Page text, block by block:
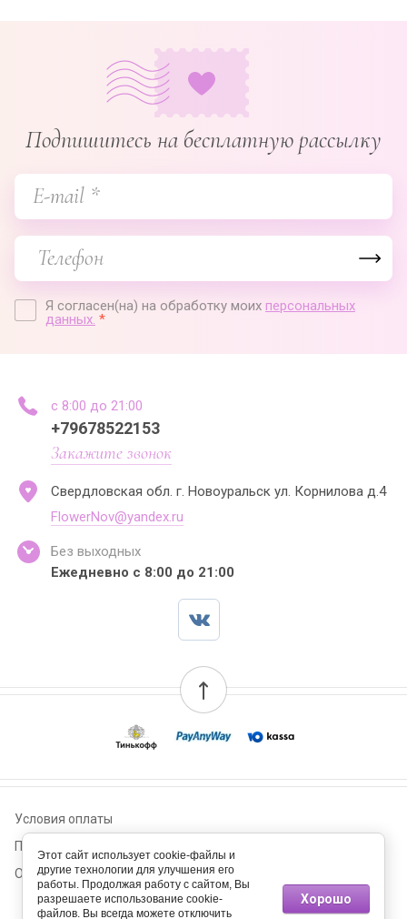
Подпишитесь на бесплатную рассылку
Я согласен(на) на обработку моих персональных
данных. *
с 8:00 до 21:00
+79678522153
Закажите звонок
Свердловская обл. г. Новоуральск ул. Корнилова д.4
FlowerNov@yandex.ru
Без выходных
Ежедневно с 8:00 до 21:00
Условия оплаты
Пользовательское соглашение
Оплата и Доставка
© 2017 - 2026 Букет
Этот сайт использует cookie-файлы и
другие технологии для улучшения его
работы. Продолжая работу с сайтом, Вы
разрешаете использование cookie-
файлов. Вы всегда можете отключить
Хорошо